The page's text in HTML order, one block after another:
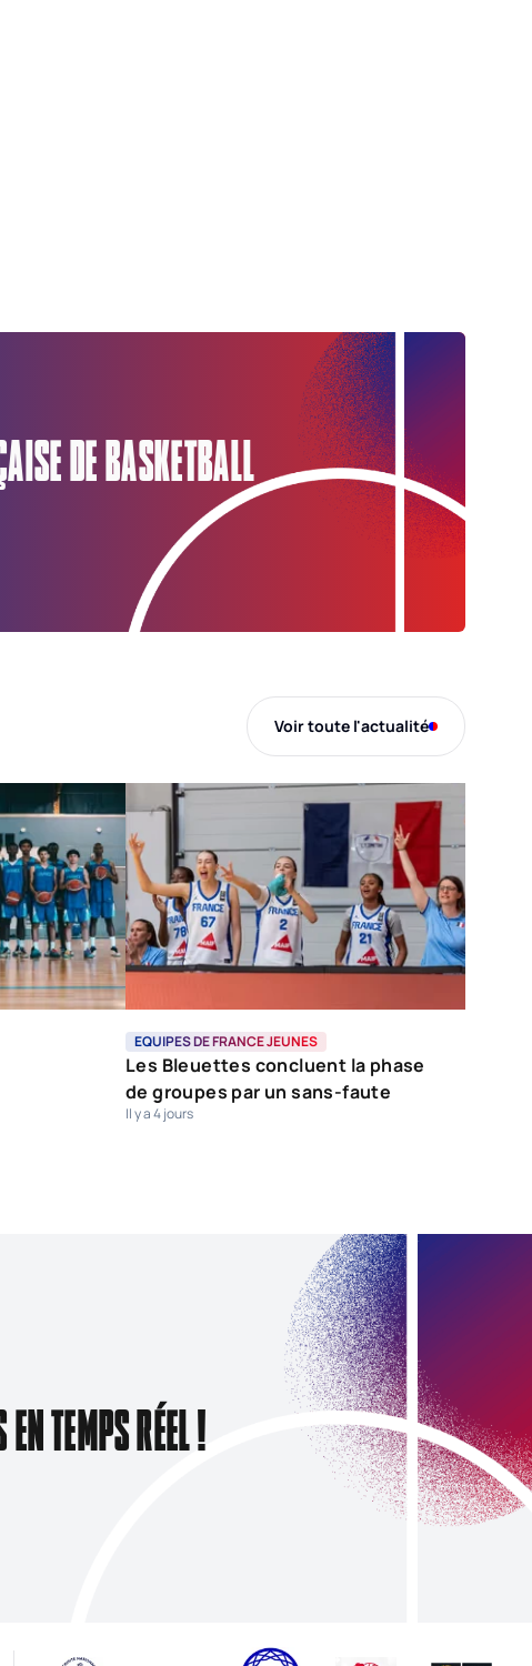
DE BASKETBALL
Voir toute l'actualité
EQUIPES DE FRANCE JEUNES
Les Bleuettes concluent la phase
de groupes par un sans-faute
Il y a 4 jours
TEMPS RÉEL !